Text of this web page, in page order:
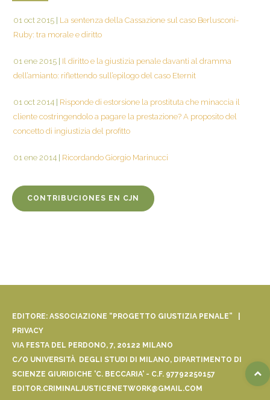
01 oct 2015
La sentenza della Cassazione sul caso Berlusconi-
Ruby: tra morale e diritto
01 ene 2015
Il diritto e la giustizia penale davanti al dramma
dell’amianto: riflettendo sull’epilogo del caso Eternit
01 oct 2014
Risponde di estorsione la prostituta che minaccia il
cliente costringendolo a pagare la prestazione? A proposito del
concetto di ingiustizia del profitto
01 ene 2014 Ricordando Giorgio Marinucci
CONTRIBUCIONES EN CJN
EDITORE: ASSOCIAZIONE “PROGETTO GIUSTIZIA PENALE” |
PRIVACY
VIA FESTA DEL PERDONO, 7, 20122 MILANO
C/O UNIVERSITÀ DEGLI STUDI DI MILANO, DIPARTIMENTO DI
SCIENZE GIURIDICHE 'C. BECCARIA' - C.F. 97792250157
EDITOR.CRIMINALJUSTICENETWORK@GMAIL.COM